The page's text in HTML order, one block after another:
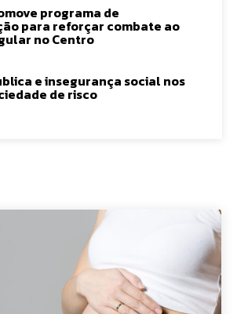
programa de
para reforçar combate ao
no Centro
e insegurança social nos
de risco